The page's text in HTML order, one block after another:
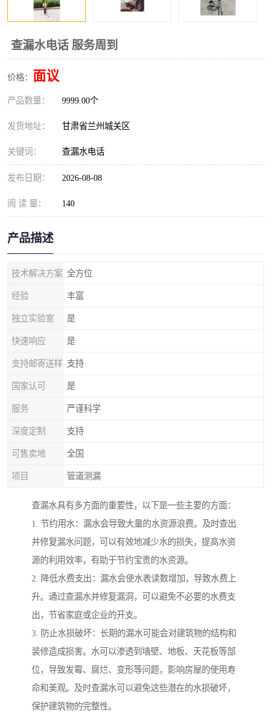
查漏水电话 服务周到
价格： 面议
产品数量： 9999.00个
发货地址： 甘肃省兰州城关区
关键词： 查漏水电话
发布日期： 2026-08-08
阅 读 量： 140
产品描述
技术解决方案 全方位
经验 丰富
独立实验室 是
快速响应 是
支持邮寄送样 支持
国家认可 是
服务 严谨科学
深度定制 支持
可售卖地 全国
项目 管道测漏
查漏水具有多方面的重要性，以下是一些主要的方面：
1. 节约用水：漏水会导致大量的水资源浪费。及时查出
并修复漏水问题，可以有效地减少水的损失，提高水资
源的利用效率，有助于节约宝贵的水资源。
2. 降低水费支出：漏水会使水表读数增加，导致水费上
升。通过查漏水并修复漏洞，可以避免不必要的水费支
出，节省家庭或企业的开支。
3. 防止水损破坏：长期的漏水可能会对建筑物的结构和
装修造成损害。水可以渗透到墙壁、地板、天花板等部
位，导致发霉、腐烂、变形等问题，影响房屋的使用寿
命和美观。及时查漏水可以避免这些潜在的水损破坏，
保护建筑物的完整性。